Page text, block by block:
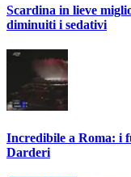
Scardina in lieve
diminuiti i sedativi
Incredibile a Roma: i
Darderi